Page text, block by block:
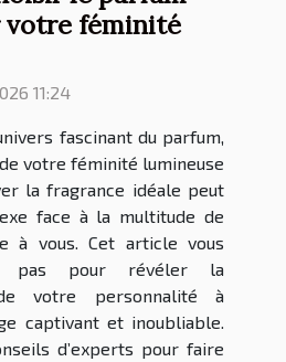
féminité
11:24
fascinant du parfum,
votre féminité lumineuse
la fragrance idéale peut
face à la multitude de
à vous. Cet article vous
pas pour révéler la
votre personnalité à
captivant et inoubliable.
d’experts pour faire